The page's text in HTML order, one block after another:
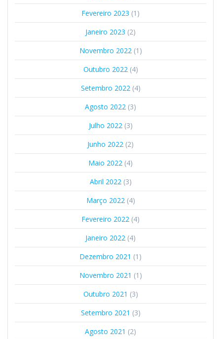
Fevereiro 2023 (1)
Janeiro 2023 (2)
Novembro 2022(1)
Outubro 2022(4)
Setembro 2022(4)
Agosto 2022 (3)
Julho 2022(3)
Junho 2022 (2)
Maio 2022 (4)
Abril 2022(3)
Março 2022(4)
Fevereiro 2022 (4)
Janeiro 2022 (4)
Dezembro 2021 (1)
Novembro 2021 (1)
Outubro 2021 (3)
Setembro 2021 (3)
Agosto 2021 (2)